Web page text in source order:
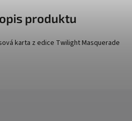
produktu
karta z edice Twilight Masquerade